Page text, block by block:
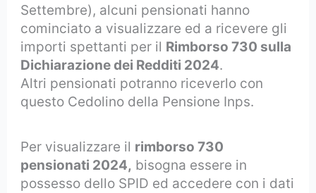
Settembre), alcuni pensionati hanno
cominciato a visualizzare ed a ricevere gli
importi spettanti per il Rimborso 730 sulla
Dichiarazione dei Redditi 2024.
Altri pensionati potranno riceverlo con
questo Cedolino della Pensione Inps.
Per visualizzare il rimborso 730
pensionati 2024, bisogna essere in
possesso dello SPID ed accedere con i dati